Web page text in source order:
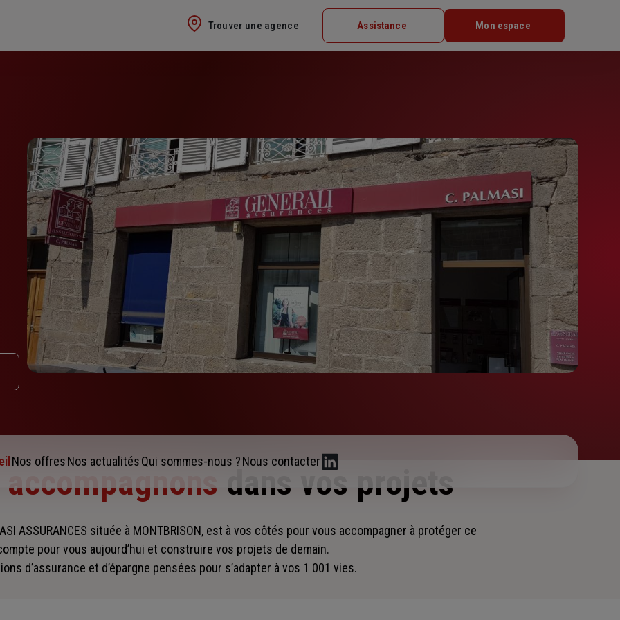
Trouver une agence Assistance Mon espace
Nos offresNos actualitésQui sommes-nous ?Nous contacter
dans vos projets
ASSURANCES située à MONTBRISON, est à vos côtés pour vous accompagner à protéger ce
pour vous aujourd’hui et construire vos projets de demain.
d’assurance et d’épargne pensées pour s’adapter à vos 1 001 vies.